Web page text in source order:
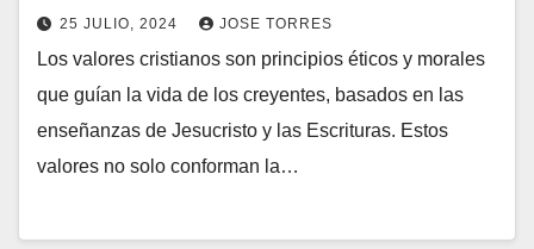
25 JULIO, 2024 JOSE TORRES
N
O
H
C
Los valores cristianos son principios éticos y morales
que guían la vida de los creyentes, basados en las
enseñanzas de Jesucristo y las Escrituras. Estos
valores no solo conforman la…